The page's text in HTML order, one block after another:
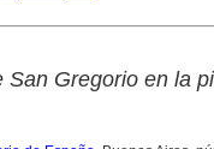
San Gregorio en la